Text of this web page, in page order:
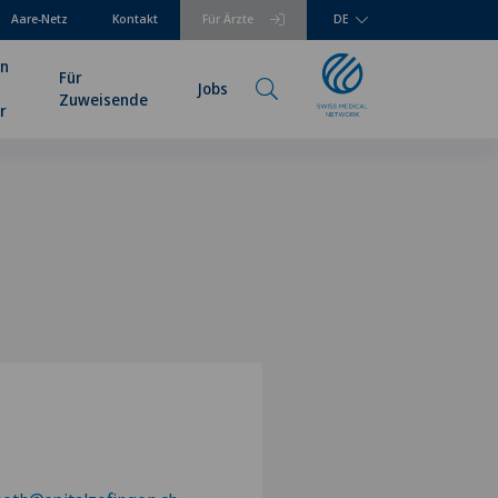
Für Ärzte
Aare-Netz Kontakt DE
Für
Zuweisende
Jobs